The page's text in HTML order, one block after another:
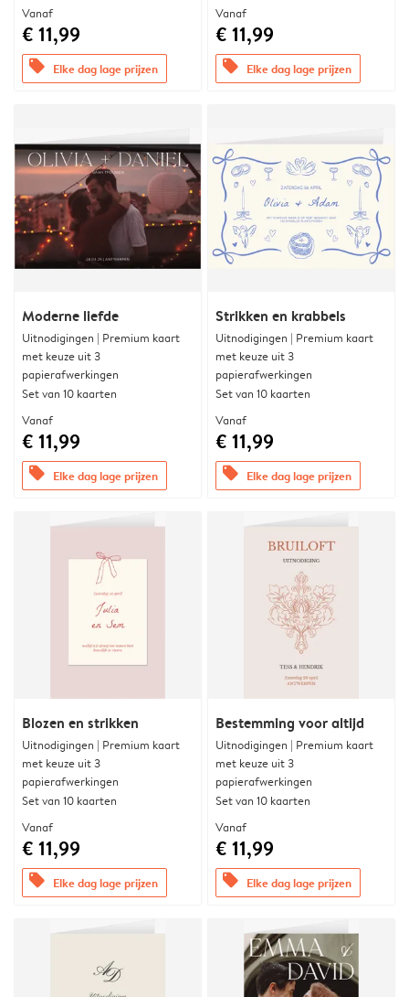
Vanaf
€ 11,99
offers Elke dag lage prijzen
Vanaf
€ 11,99
offers Elke dag lage prijzen
Moderne liefde
Uitnodigingen | Premium kaart
met keuze uit 3
papierafwerkingen
Set van 10 kaarten
Vanaf
€ 11,99
offers Elke dag lage prijzen
Strikken en krabbels
Uitnodigingen | Premium kaart
met keuze uit 3
papierafwerkingen
Set van 10 kaarten
Vanaf
€ 11,99
offers Elke dag lage prijzen
Blozen en strikken
Uitnodigingen | Premium kaart
met keuze uit 3
papierafwerkingen
Set van 10 kaarten
Vanaf
€ 11,99
offers Elke dag lage prijzen
Bestemming voor altijd
Uitnodigingen | Premium kaart
met keuze uit 3
papierafwerkingen
Set van 10 kaarten
Vanaf
€ 11,99
offers Elke dag lage prijzen